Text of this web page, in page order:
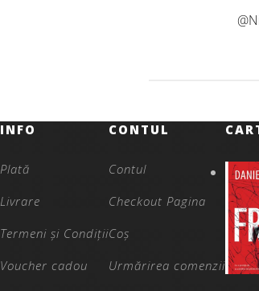
INFO
Plată
Livrare
Termeni și Condiții
Voucher cadou
CONTUL
Contul
Checkout Pagina
Coș
Urmărirea comenzii